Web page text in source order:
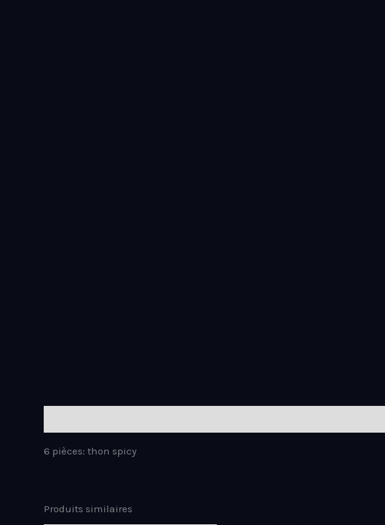
6 pièces: thon spicy
Produits similaires